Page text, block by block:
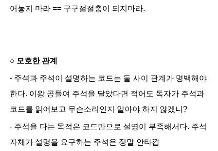
어놓지 마라 == 구구절절충이 되지마라.
○ 모호한 관계
- 주석과 주석이 설명하는 코드는 둘 사이 관계가 명백해야
한다. 이왕 공들여 주석을 달았다면 적어도 독자가 주석과
코드를 읽어보고 무슨소리인지 알아야 하지 않겠니?
- 주석을 다는 목적은 코드만으로 설명이 부족해서다. 주석
자체가 설명을 요구하는 주석은 정말 안타깝